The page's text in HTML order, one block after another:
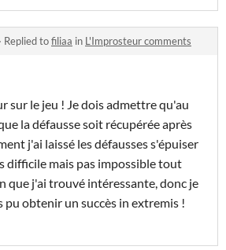
· Replied tofiliaa in L'Improsteur comments
sur le jeu ! Je dois admettre qu'au
la défausse soit récupérée après
j'ai laissé les défausses s'épuiser
difficile mais pas impossible tout
que j'ai trouvé intéressante, donc je
obtenir un succès in extremis !